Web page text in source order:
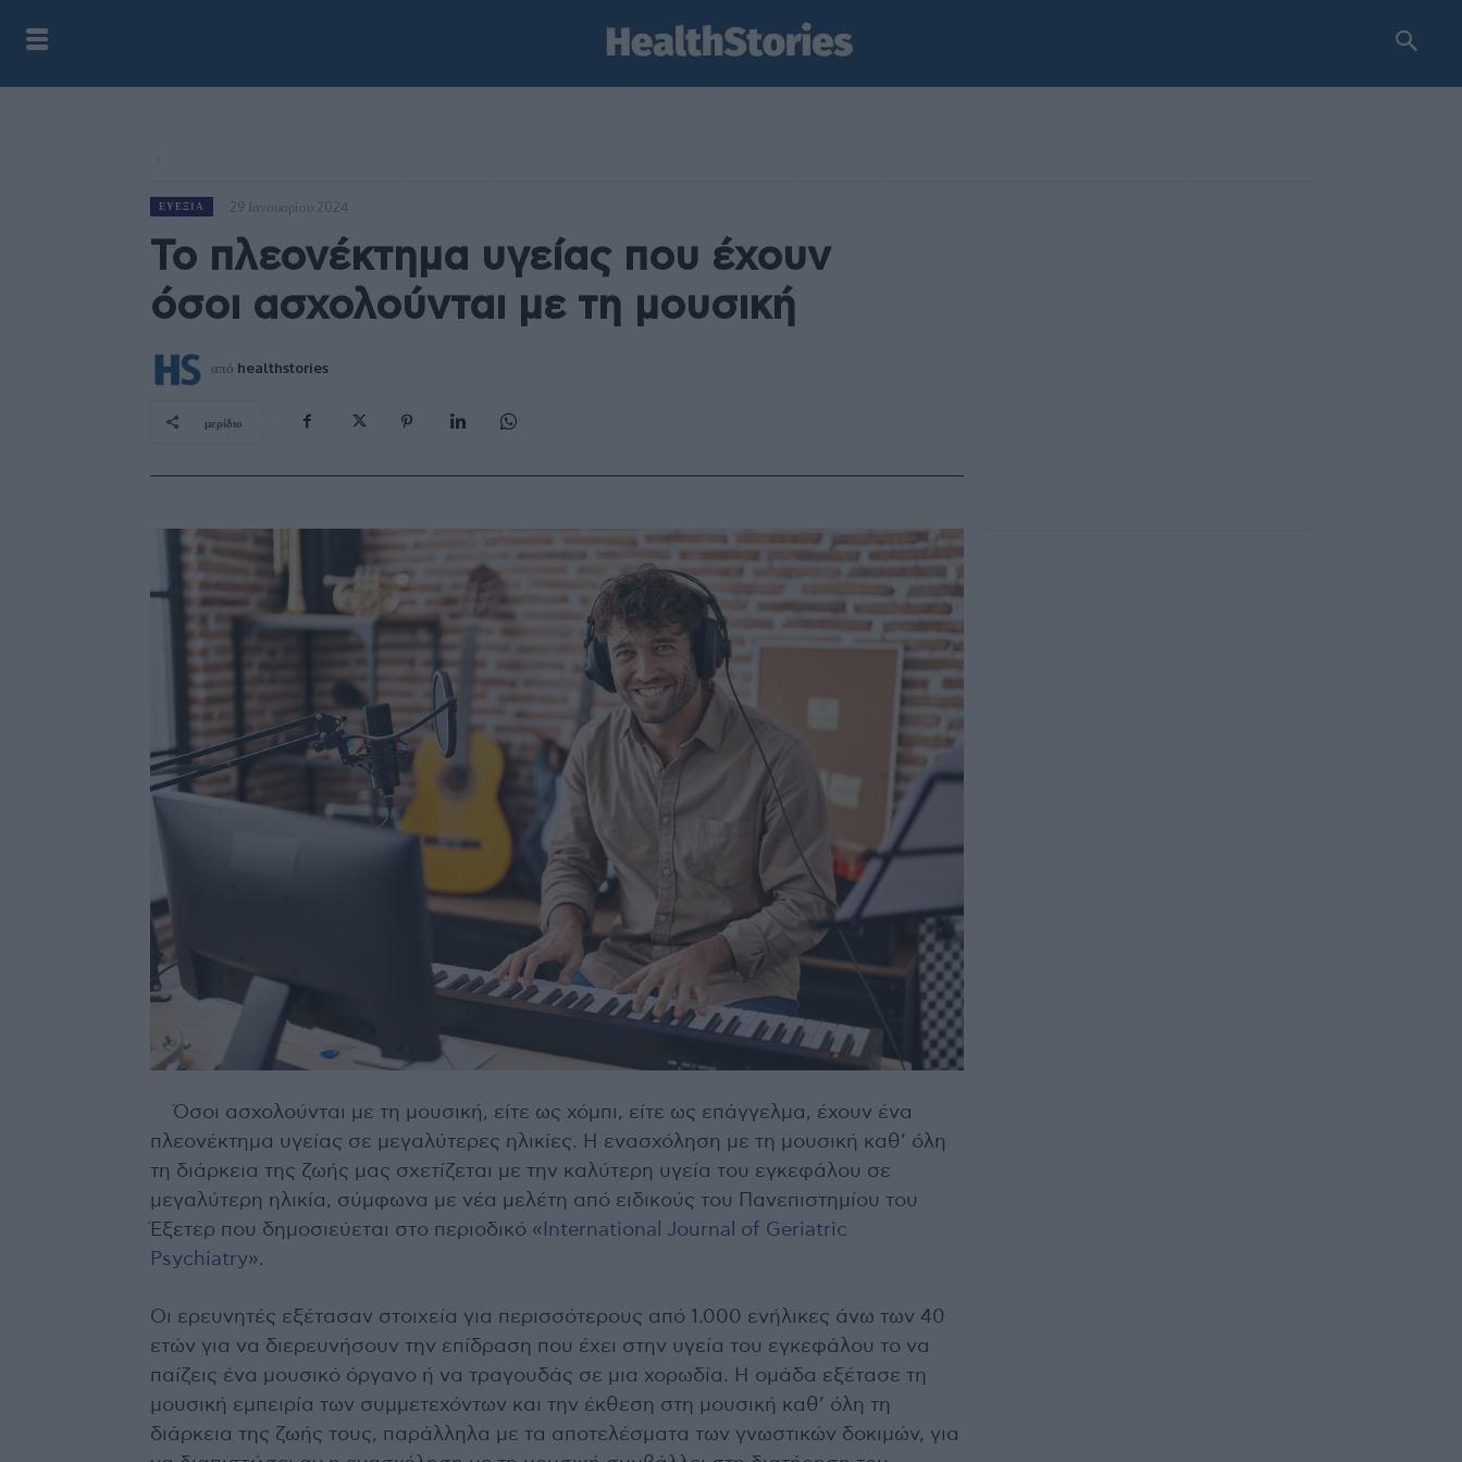
ΕΥΕΞΊΑ 29 Ιανουαρίου 2024
Το πλεονέκτημα υγείας που έχουν
όσοι ασχολούνται με τη μουσική
από healthstories
μερίδιο
Όσοι ασχολούνται με τη μουσική, είτε ως χόμπι, είτε ως επάγγελμα, έχουν ένα
πλεονέκτημα υγείας σε μεγαλύτερες ηλικίες. Η ενασχόληση με τη μουσική καθ’ όλη
τη διάρκεια της ζωής μας σχετίζεται με την καλύτερη υγεία του εγκεφάλου σε
μεγαλύτερη ηλικία, σύμφωνα με νέα μελέτη από ειδικούς του Πανεπιστημίου του
Έξετερ που δημοσιεύεται στο περιοδικό « International Journal of Geriatric
Psychiatry».
Οι ερευνητές εξέτασαν στοιχεία για περισσότερους από 1.000 ενήλικες άνω των 40
ετών για να διερευνήσουν την επίδραση που έχει στην υγεία του εγκεφάλου το να
παίζεις ένα μουσικό όργανο ή να τραγουδάς σε μια χορωδία. Η ομάδα εξέτασε τη
μουσική εμπειρία των συμμετεχόντων και την έκθεση στη μουσική καθ’ όλη τη
διάρκεια της ζωής τους, παράλληλα με τα αποτελέσματα των γνωστικών δοκιμών, για